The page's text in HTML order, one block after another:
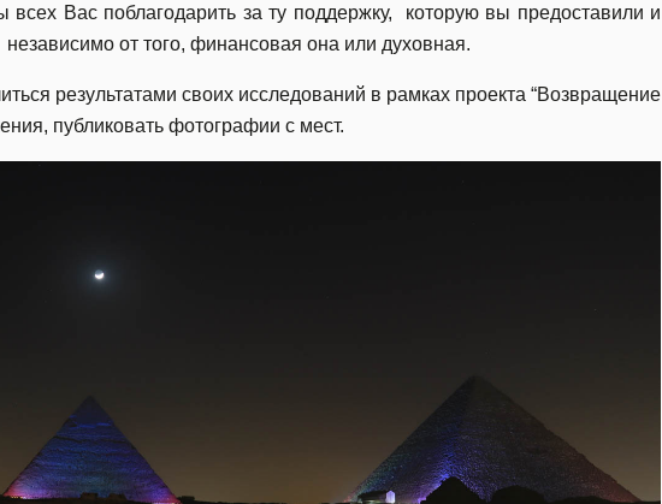
Вас поблагодарить за ту поддержку, которую вы предоставили и
от того, финансовая она или духовная.
результатами своих исследований в рамках проекта “Возвращение
публиковать фотографии с мест.